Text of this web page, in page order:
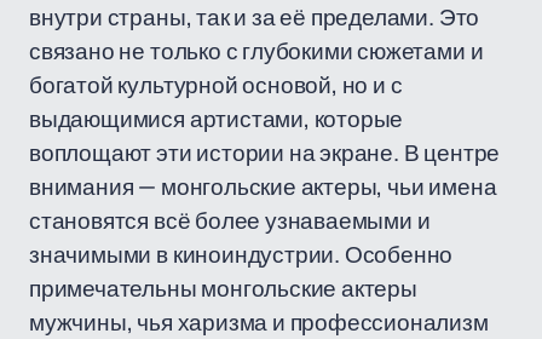
внутри страны, так и за её пределами. Это
связано не только с глубокими сюжетами и
богатой культурной основой, но и с
выдающимися артистами, которые
воплощают эти истории на экране. В центре
внимания — монгольские актеры, чьи имена
становятся всё более узнаваемыми и
значимыми в киноиндустрии. Особенно
примечательны монгольские актеры
мужчины, чья харизма и профессионализм